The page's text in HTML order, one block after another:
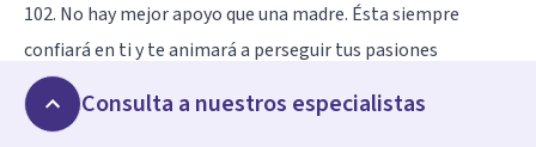
102. No hay mejor apoyo que una madre. Ésta siempre
confiará en ti y te animará a perseguir tus pasiones
Mandy Moore
103. Deja de buscar alguien que te quiera para siempre y no
Consulta a nuestros especialistas